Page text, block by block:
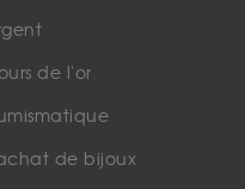
de l'or
de bijoux